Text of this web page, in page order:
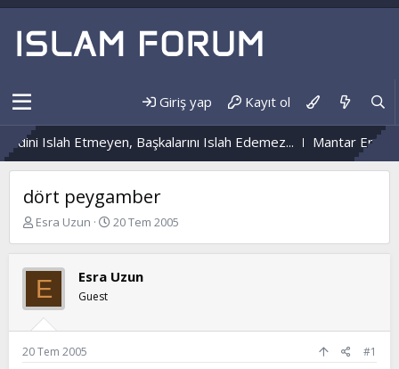
Giriş yap Kayıt ol
Islah Etmeyen, Başkalarını Islah Edemez... Mantar
dört peygamber
K
b
u
y
u
b
a
Esra Uzun
B
l
a
ı
20 Tem 2005
E Esra Uzun
Guest
20 Tem 2005 #1